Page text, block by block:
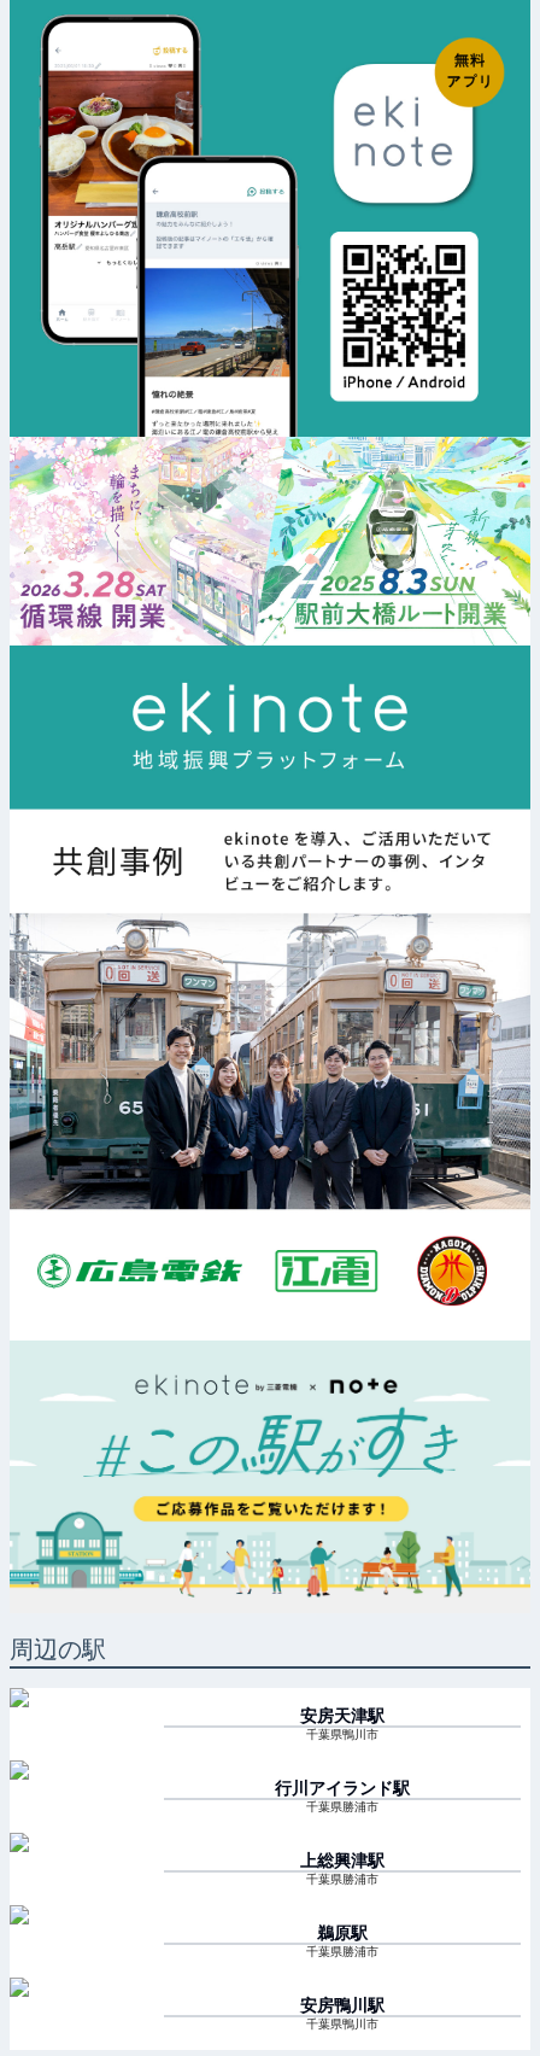
周辺の駅
安房天津駅
千葉県鴨川市
行川アイランド駅
千葉県勝浦市
上総興津駅
千葉県勝浦市
鵜原駅
千葉県勝浦市
安房鴨川 駅
千葉県鴨川市